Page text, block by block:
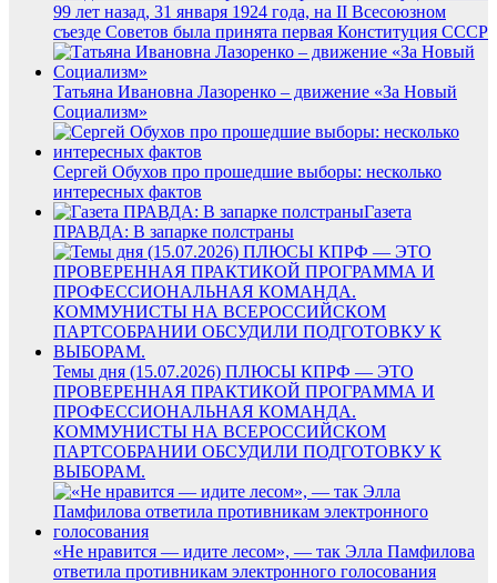
99 лет назад, 31 января 1924 года, на II Всесоюзном
съезде Советов была принята первая Конституция СССР
Татьяна Ивановна Лазоренко – движение «За Новый
Социализм»
Сергей Обухов про прошедшие выборы: несколько
интересных фактов
Газета
ПРАВДА: В запарке полстраны
Темы дня (15.07.2026) ПЛЮСЫ КПРФ — ЭТО
ПРОВЕРЕННАЯ ПРАКТИКОЙ ПРОГРАММА И
ПРОФЕССИОНАЛЬНАЯ КОМАНДА.
КОММУНИСТЫ НА ВСЕРОССИЙСКОМ
ПАРТСОБРАНИИ ОБСУДИЛИ ПОДГОТОВКУ К
ВЫБОРАМ.
«Не нравится — идите лесом», — так Элла Памфилова
ответила противникам электронного голосования